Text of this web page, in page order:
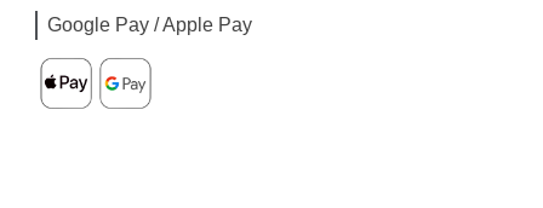
Google Pay / Apple Pay